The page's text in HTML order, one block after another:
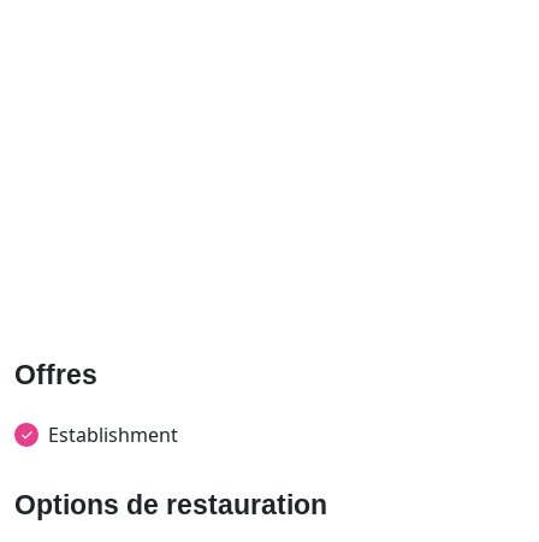
Offres
Establishment
Options de restauration